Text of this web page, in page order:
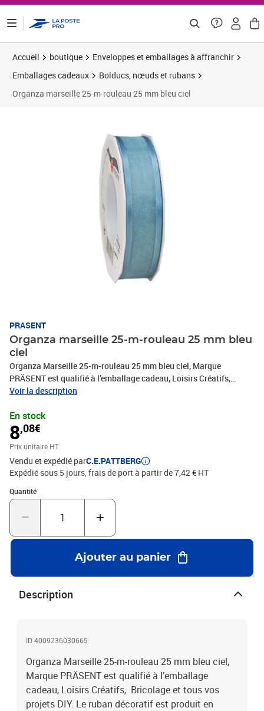
Accueil boutique
Enveloppes et emballages à affranchir
Emballages cadeaux
Bolducs, nœuds et rubans
Organza marseille 25-m-rouleau 25 mm bleu ciel
PRASENT
Organza marseille 25-m-rouleau 25 mm bleu
ciel
Organza Marseille 25-m-rouleau 25 mm bleu ciel, Marque
PRÄSENT est qualifié à l’emballage cadeau, Loisirs Créatifs,
Bricolage et tous vos projets DIY. Le ruban décoratif est produit en
ruban cadeau est parfait pour les différents thèmes de commerces
et occasions, comme Noël, anniversaire, mariage, Saint-Valentin
ou Pâques. Laissez-vous inspirer de la diversité de produits de
C.E.PATTBERG et constatez par vous-même les nombreux
avantages de la qualité fabriqué en Allemagne.
Voir la description
En stock
8,08€
Prix unitaire HT
Vendu et expédié parC.E.PATTBERG
Expédié sous 5 jours, frais de port à partir de 7,42 € HT
Quantité
Quantité : 1
Ajouter au panier
Description
ID 4009236030665
Organza Marseille 25-m-rouleau 25 mm bleu ciel,
Marque PRÄSENT est qualifié à l’emballage
cadeau, Loisirs Créatifs, Bricolage et tous vos
projets DIY. Le ruban décoratif est produit en